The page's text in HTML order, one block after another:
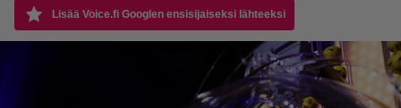
Lisää Voice.fi Googlen ensisijaiseksi lähteeksi